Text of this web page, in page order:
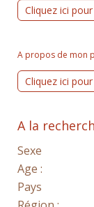
Cliquez ici
A propos de mon
Cliquez ici
A la
Sexe
Age :
Pays